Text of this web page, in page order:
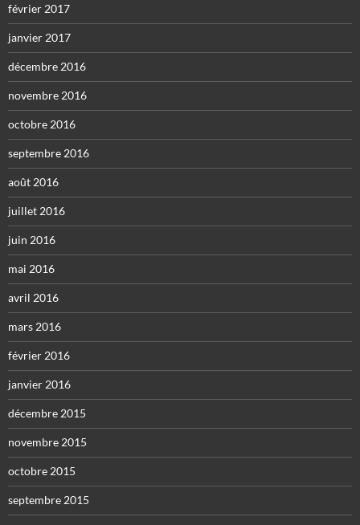
février 2017
janvier 2017
décembre 2016
novembre 2016
octobre 2016
septembre 2016
août 2016
juillet 2016
juin 2016
mai 2016
avril 2016
mars 2016
février 2016
janvier 2016
décembre 2015
novembre 2015
octobre 2015
septembre 2015